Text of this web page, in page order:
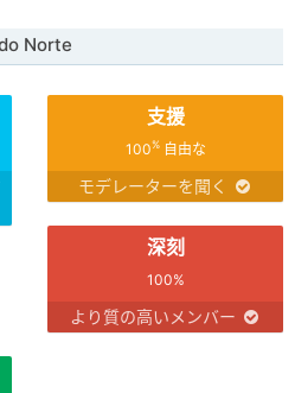
Norte
支援
100%自由な
モデレーターを聞く
深刻
100%
より質の高いメンバー